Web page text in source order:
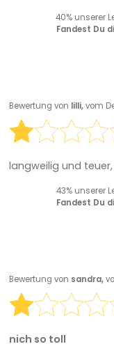
40% unserer
Fandest Du
Bewertung von lilli,vom
langweilig und
43% unserer
Fandest Du
Bewertung von sandra,
nich so toll